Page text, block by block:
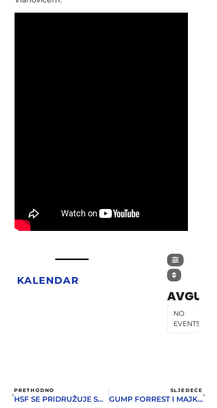
KALENDAR
AVGUST
NO
EVENTS
PRETHODNO
HSF SE PRIDRUŽUJE SVJETSKOM DANU SUDIJE DREDA, JUTROS U DVORANI PARK
SLJEDEĆE
GUMP FORREST I MAJKA MARA U RESTO-BARU JADRAN NA ŠKVERU